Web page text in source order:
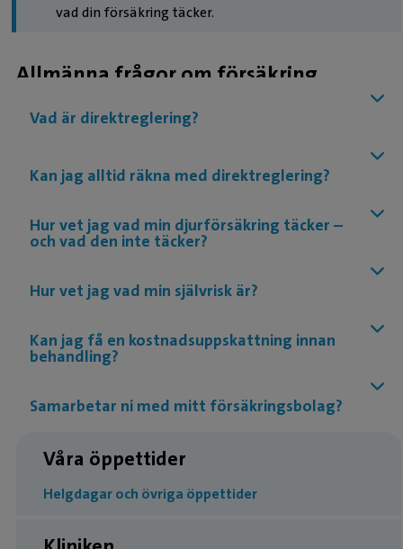
vad din försäkring täcker.
Allmänna frågor om försäkring
Vad är direktreglering?
Kan jag alltid räkna med direktreglering?
Hur vet jag vad min djurförsäkring täcker –
och vad den inte täcker?
Hur vet jag vad min självrisk är?
Kan jag få en kostnadsuppskattning innan
behandling?
Samarbetar ni med mitt försäkringsbolag?
Våra öppettider
Helgdagar och övriga öppettider